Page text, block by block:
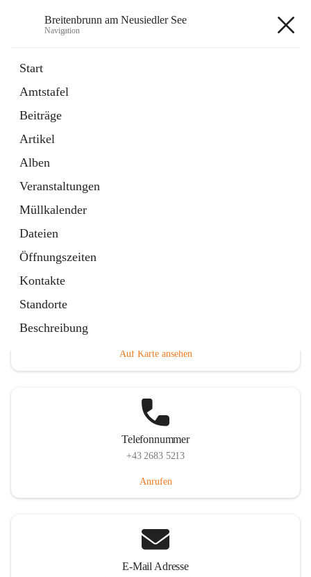
Breitenbrunn am Neusiedler See
Navigation
Start
Amtstafel
Beiträge
Artikel
Alben
Veranstaltungen
Müllkalender
Dateien
Öffnungszeiten
Kontakte
Standorte
Beschreibung
18 Schnellzugriffe
Gemeindeservice
Auf Karte ansehen
Telefonnummer
+43 2683 5213
Anrufen
E-Mail Adresse